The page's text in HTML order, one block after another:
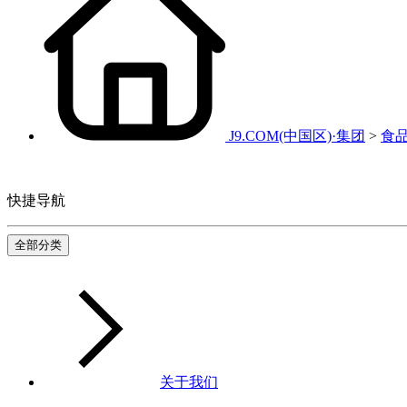
J9.COM(中国区)·集团 > 食
快捷导航
全部分类
关于我们